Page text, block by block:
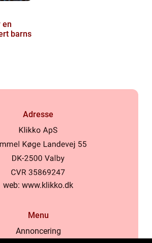
en
barns
Adresse
web: www.klikko.dk
Menu
Annoncering